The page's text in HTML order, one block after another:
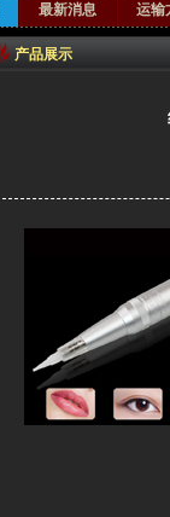
最新消息 运输
产品展示